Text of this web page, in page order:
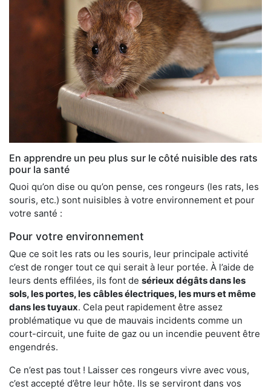
En apprendre un peu plus sur le côté nuisible des rats
pour la santé
Quoi qu’on dise ou qu’on pense, ces rongeurs (les rats, les
souris, etc.) sont nuisibles à votre environnement et pour
votre santé :
Pour votre environnement
Que ce soit les rats ou les souris, leur principale activité
c’est de ronger tout ce qui serait à leur portée. À l’aide de
leurs dents effilées, ils font de sérieux dégâts dans les
sols, les portes, les câbles électriques, les murs et même
dans les tuyaux. Cela peut rapidement être assez
problématique vu que de mauvais incidents comme un
court-circuit, une fuite de gaz ou un incendie peuvent être
engendrés.
Ce n’est pas tout ! Laisser ces rongeurs vivre avec vous,
c’est accepté d’être leur hôte. Ils se serviront dans vos